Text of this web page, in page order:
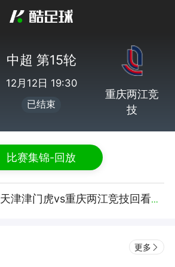
中超 第15轮
12月12日 19:30
已结束
重庆两江竞
技
比赛集锦-回放
2021中超第15轮 天津津门虎vs重庆两江竞技回看集锦【腾讯视频】
更多